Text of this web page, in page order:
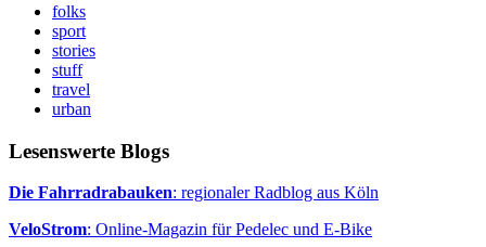
folks
sport
stories
stuff
travel
urban
Lesenswerte Blogs
Die Fahrradrabauken: regionaler Radblog aus Köln
VeloStrom: Online-Magazin für Pedelec und E-Bike